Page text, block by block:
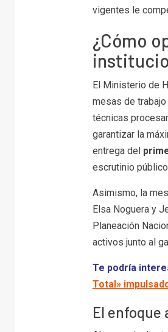
vigentes le
¿Cómo
El Ministerio de
mesas de
técnicas
garantizar la
entrega del
escrutinio
Asimismo, la
Elsa Noguera y
Planeación
activos junto al
Te podría
Total»
El